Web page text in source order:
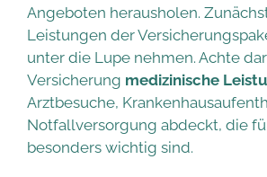
Angeboten herausholen.
Leistungen der
unter die Lupe nehmen. Achte
Versicherung medizinische
Arztbesuche,
Notfallversorgung abdeckt, die
besonders wichtig sind.